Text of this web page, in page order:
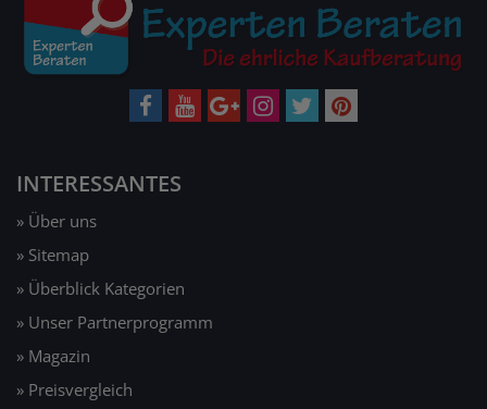
INTERESSANTES
» Über uns
» Sitemap
» Überblick Kategorien
» Unser Partnerprogramm
» Magazin
» Preisvergleich